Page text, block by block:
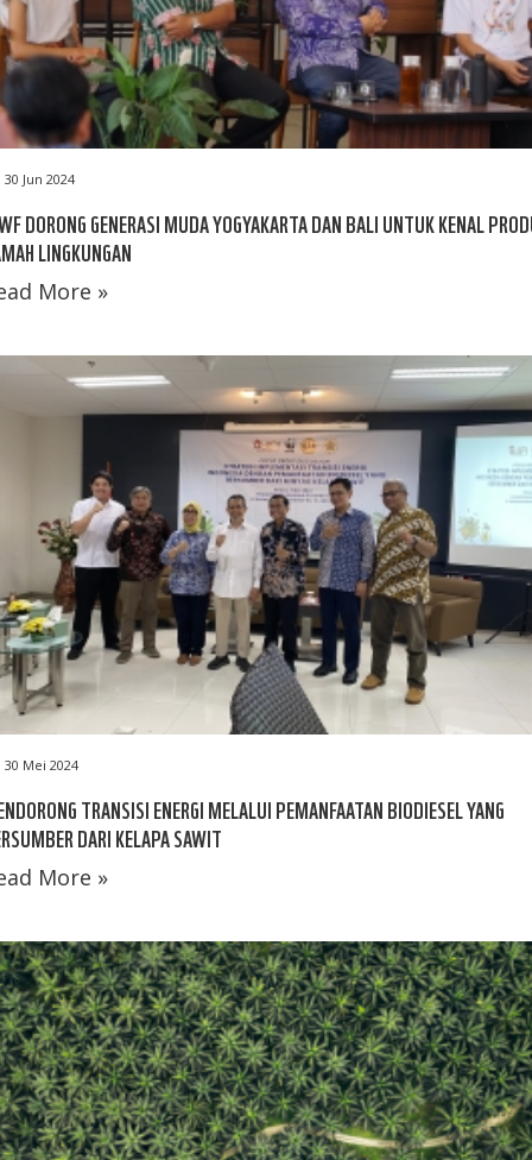
30 Jun 2024
DORONG GENERASI MUDA YOGYAKARTA DAN BALI UNTUK KENAL
LINGKUNGAN
More »
30 Mei 2024
TRANSISI ENERGI MELALUI PEMANFAATAN BIODIESEL YANG
DARI KELAPA SAWIT
More »